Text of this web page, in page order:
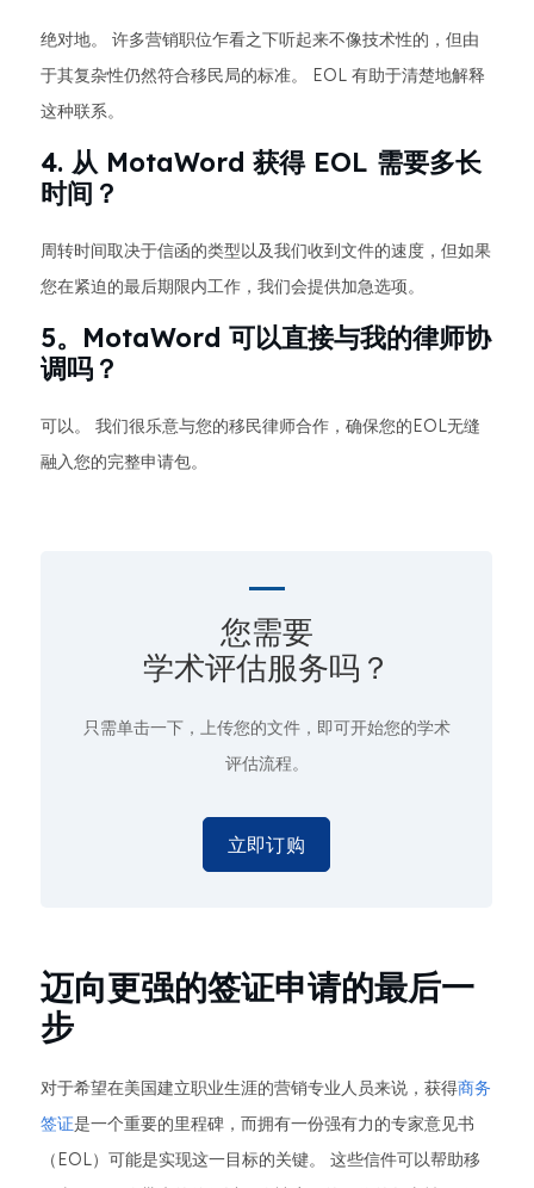
绝对地。 许多营销职位乍看之下听起来不像技术性的，但由
于其复杂性仍然符合移民局的标准。 EOL 有助于清楚地解释
这种联系。
4. 从 MotaWord 获得 EOL 需要多长
时间？
周转时间取决于信函的类型以及我们收到文件的速度，但如果
您在紧迫的最后期限内工作，我们会提供加急选项。
5。MotaWord 可以直接与我的律师协
调吗？
可以。 我们很乐意与您的移民律师合作，确保您的EOL无缝
融入您的完整申请包。
您需要
学术评估服务吗？
只需单击一下，上传您的文件，即可开始您的学术
评估流程。
立即订购
迈向更强的签证申请的最后一
步
对于希望在美国建立职业生涯的营销专业人员来说，获得商务
签证是一个重要的里程碑，而拥有一份强有力的专家意见书
（EOL）可能是实现这一目标的关键。 这些信件可以帮助移